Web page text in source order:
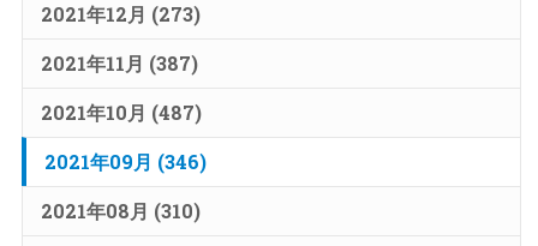
2021年12月 (273)
2021年11月 (387)
2021年10月 (487)
2021年09月 (346)
2021年08月 (310)